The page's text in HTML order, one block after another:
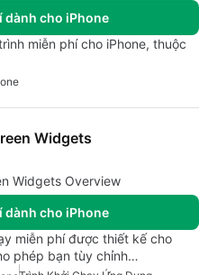
dành cho iPhone
miễn phí cho iPhone, thuộc
Widgets
Widgets Overview
dành cho iPhone
miễn phí được thiết kế cho
phép bạn tùy chỉnh…